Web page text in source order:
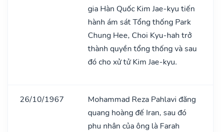
gia Hàn Quốc Kim Jae-kyu tiến
hành ám sát Tổng thống Park
Chung Hee, Choi Kyu-hah trở
thành quyền tổng thống và sau
đó cho xử tử Kim Jae-kyu.
26/10/1967
Mohammad Reza Pahlavi đăng
quang hoàng đế Iran, sau đó
phu nhân của ông là Farah